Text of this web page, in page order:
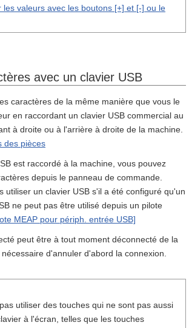
les valeurs avec les boutons [+] et [-] ou le
avec un clavier USB
caractères de la même manière que vous le
en raccordant un clavier USB commercial au
à droite ou à l'arrière à droite de la machine.
des pièces
est raccordé à la machine, vous pouvez
depuis le panneau de commande.
utiliser un clavier USB s'il a été configuré qu'un
ne peut pas être utilisé depuis un pilote
MEAP pour périph. entrée USB]
peut être à tout moment déconnecté de la
d'annuler d'abord la connexion.
utiliser des touches qui ne sont pas aussi
à l'écran, telles que les touches